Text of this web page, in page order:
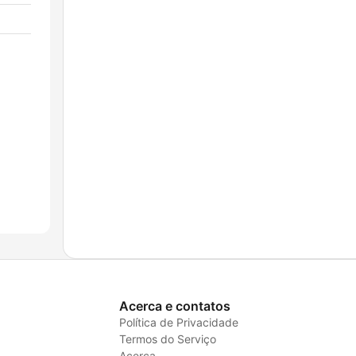
Acerca e contatos
Política de Privacidade
Termos do Serviço